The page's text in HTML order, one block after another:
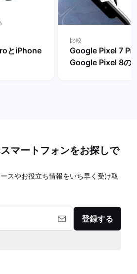
とiPhone
比較
Google Pixel 7
Google Pixel 8の
マートフォンをお探しで
スやお役立ち情報をいち早く受け取
登録する